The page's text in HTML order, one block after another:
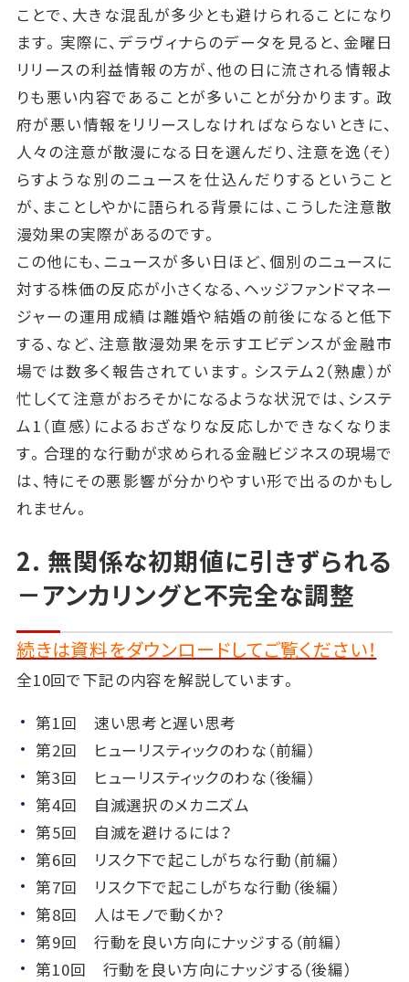
ことで、大きな混乱が多少とも避けられることになり
ます。実際に、デラヴィナらのデータを見ると、金曜日
リリースの利益情報の方が、他の日に流される情報よ
りも悪い内容であることが多いことが分かります。政
府が悪い情報をリリースしなければならないときに、
人々の注意が散漫になる日を選んだり、注意を逸（そ）
らすような別のニュースを仕込んだりするということ
が、まことしやかに語られる背景には、こうした注意散
漫効果の実際があるのです。
この他にも、ニュースが多い日ほど、個別のニュースに
対する株価の反応が小さくなる、ヘッジファンドマネー
ジャーの運用成績は離婚や結婚の前後になると低下
する、など、注意散漫効果を示すエビデンスが金融市
場では数多く報告されています。システム2（熟慮）が
忙しくて注意がおろそかになるような状況では、システ
ム1（直感）によるおざなりな反応しかできなくなりま
す。合理的な行動が求められる金融ビジネスの現場で
は、特にその悪影響が分かりやすい形で出るのかもし
れません。
2. 無関係な初期値に引きずられる
－アンカリングと不完全な調整
続きは資料をダウンロードしてご覧ください！
全10回で下記の内容を解説しています。
第1回 速い思考と遅い思考
第2回 ヒューリスティックのわな（前編）
第3回 ヒューリスティックのわな（後編）
第4回 自滅選択のメカニズム
第5回 自滅を避けるには？
第6回 リスク下で起こしがちな行動（前編）
第7回 リスク下で起こしがちな行動（後編）
第8回 人はモノで動くか？
第9回 行動を良い方向にナッジする（前編）
第10回 行動を良い方向にナッジする（後編）